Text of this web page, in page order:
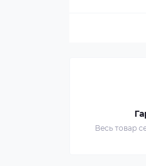
Весь товар